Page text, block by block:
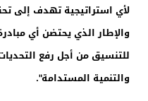
لأي استراتيجية تهدف إلى
والإطار الذي يحتضن أي
للتنسيق من أجل رفع
والتنمية المستدامة".